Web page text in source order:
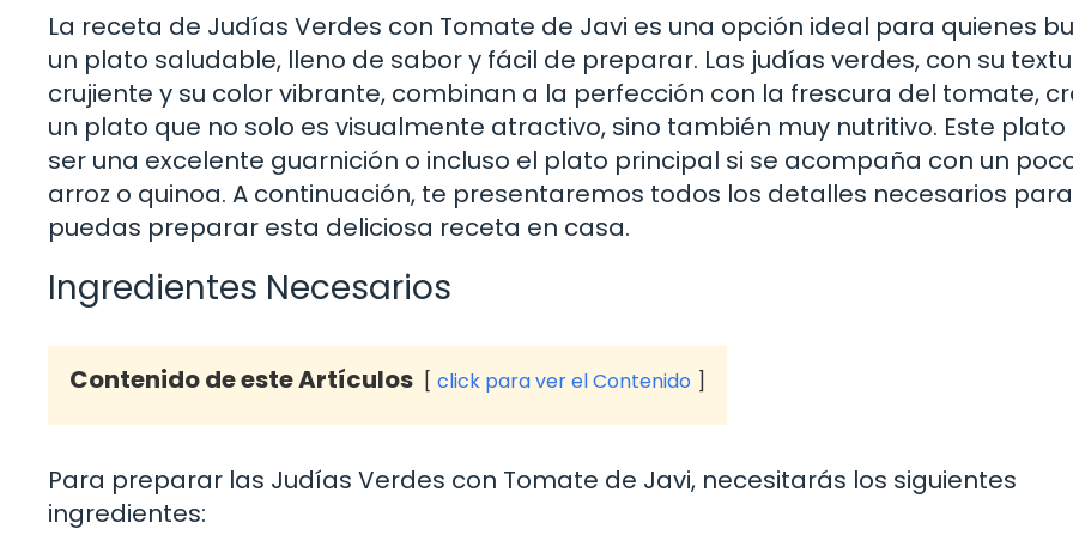
La receta de Judías Verdes con Tomate de Javi es una opción ideal para quienes
un plato saludable, lleno de sabor y fácil de preparar. Las judías verdes, con su
crujiente y su color vibrante, combinan a la perfección con la frescura del tomate,
un plato que no solo es visualmente atractivo, sino también muy nutritivo. Este
ser una excelente guarnición o incluso el plato principal si se acompaña con un
arroz o quinoa. A continuación, te presentaremos todos los detalles necesarios
puedas preparar esta deliciosa receta en casa.
Ingredientes Necesarios
Contenido de este Artículos click para ver el Contenido
Para preparar las Judías Verdes con Tomate de Javi, necesitarás los siguientes
ingredientes: